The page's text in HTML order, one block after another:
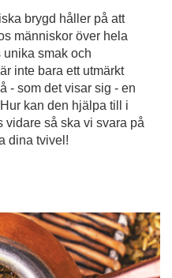
brygd håller på att
människor över hela
smak och
inte bara ett utmärkt
- som det visar sig - en
kan den hjälpa till i
vidare så ska vi svara på
dina tvivel!